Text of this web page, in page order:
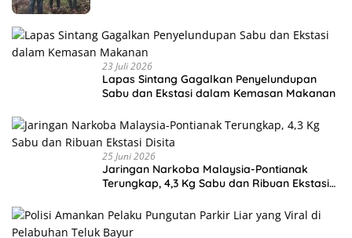
23 Juli 2026
Lapas Sintang Gagalkan Penyelundupan
Sabu dan Ekstasi dalam Kemasan Makanan
25 Juni 2026
Jaringan Narkoba Malaysia-Pontianak
Terungkap, 4,3 Kg Sabu dan Ribuan Ekstasi